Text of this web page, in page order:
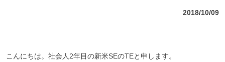
2018/10/09
こんにちは。社会人2年目の新米SEのTEと申します。